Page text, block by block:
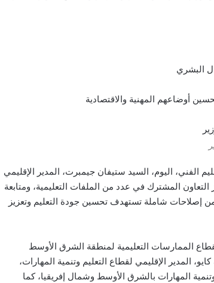
البشري
أوضاعهم المهنية والاقتصادية
الفني، اليوم، السيد ستيفان جيمبرت، المدير الإقليمي
المشترك في عدد من الملفات التعليمية، ومتابعة
إصلاحات شاملة تستهدف تحسين جودة التعليم وتعزيز
الممارسات التعليمية لمنطقة الشرق الأوسط
المدير الإقليمي لقطاع التعليم وتنمية المهارات،
المهارات بالشرق الأوسط وشمال إفريقيا، كما